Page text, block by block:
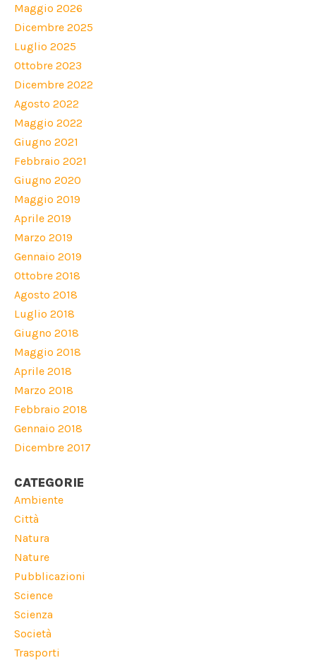
Maggio 2026
Dicembre 2025
Luglio 2025
Ottobre 2023
Dicembre 2022
Agosto 2022
Maggio 2022
Giugno 2021
Febbraio 2021
Giugno 2020
Maggio 2019
Aprile 2019
Marzo 2019
Gennaio 2019
Ottobre 2018
Agosto 2018
Luglio 2018
Giugno 2018
Maggio 2018
Aprile 2018
Marzo 2018
Febbraio 2018
Gennaio 2018
Dicembre 2017
CATEGORIE
Ambiente
Città
Natura
Nature
Pubblicazioni
Science
Scienza
Società
Trasporti